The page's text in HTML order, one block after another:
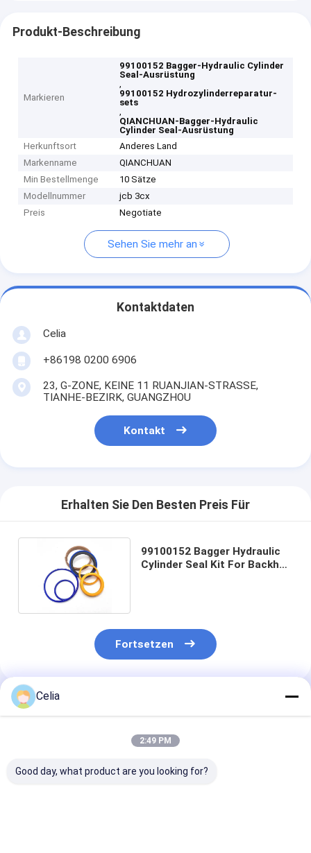
Produkt-Beschreibung
Markieren
99100152 Bagger-Hydraulic Cylinder
Seal-Ausrüstung
,
99100152 Hydrozylinderreparatur-
sets
,
QIANCHUAN-Bagger-Hydraulic
Cylinder Seal-Ausrüstung
Herkunftsort
Anderes Land
Markenname
QIANCHUAN
Min Bestellmenge
10 Sätze
Modellnummer
jcb 3cx
Preis
Negotiate
Sehen Sie mehr an
Kontaktdaten
Celia
+86198 0200 6906
23, G-ZONE, KEINE 11 RUANJIAN-STRASSE,
TIANHE-BEZIRK, GUANGZHOU
Kontakt
Erhalten Sie Den Besten Preis Für
99100152 Bagger Hydraulic
Cylinder Seal Kit For Backhoe
Fortsetzen
Empfohlene Produkte
Celia
2:49 PM
Good day, what product are you looking for?